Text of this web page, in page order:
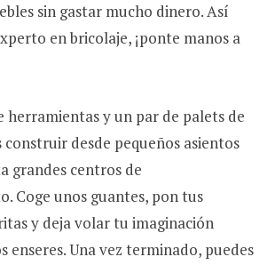
sin gastar mucho dinero. Así
en bricolaje, ¡ponte manos a
herramientas y un par de palets de
construir desde pequeños asientos
grandes centros de
Coge unos guantes, pon tus
y deja volar tu imaginación
enseres. Una vez terminado, puedes